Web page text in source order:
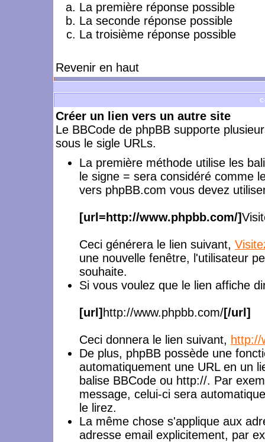
La première réponse possible
La seconde réponse possible
La troisième réponse possible
Revenir en haut
Créer un lien vers un autre site
Le BBCode de phpBB supporte
sous le sigle URLs.
La première méthode utilise les
le signe = sera considéré comme
vers phpBB.com vous devez
[url=http://www.phpbb.com/]
Ceci générera le lien suivant,
une nouvelle fenêtre, l'utilisateur
souhaite.
Si vous voulez que le lien affiche
[url] http://www.phpbb.com/[/url]
Ceci donnera le lien suivant, http://
De plus, phpBB possède une
automatiquement une URL en un
balise BBCode ou http://. Par
message, celui-ci sera
le lirez.
La même chose s'applique aux
adresse email explicitement, par